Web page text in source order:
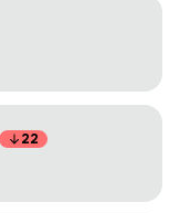
22